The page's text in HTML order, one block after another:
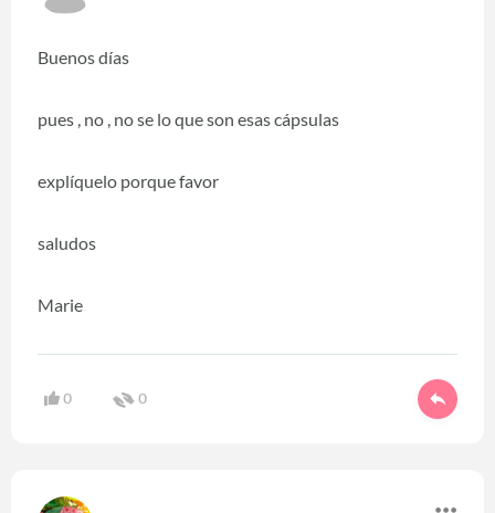
Buenos días
pues , no , no se lo que son esas cápsulas
explíquelo porque favor
saludos
Marie
0 0